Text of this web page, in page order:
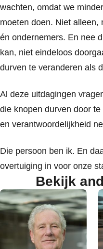
wachten, omdat we
moeten doen. Niet alleen,
én ondernemers. En nee
kan, niet eindeloos
durven te veranderen als
Al deze uitdagingen
die knopen durven door
en verantwoordelijkheid
Die persoon ben ik. En
overtuiging in voor onze
Bekijk